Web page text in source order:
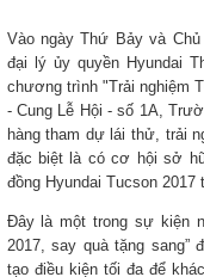
Vào ngày Thứ Bảy và
đại lý ủy quyền Hyundai
chương trình "Trải nghiệm
- Cung Lễ Hội - số 1A,
hàng tham dự lái thử, trải
đặc biệt là có cơ hội sở
đồng Hyundai Tucson
Đây là một trong sự kiện
2017, say quà tặng sang”
tạo điều kiện tối đa để